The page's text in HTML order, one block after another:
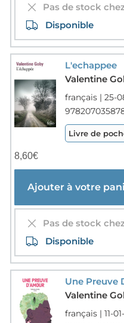
Pas de stock
Disponible
L'echappee
Valentine
français | 25-
Livre de
8,60€
Ajouter à votre
Pas de stock
Disponible
Une Preuve
Valentine
français | 11-